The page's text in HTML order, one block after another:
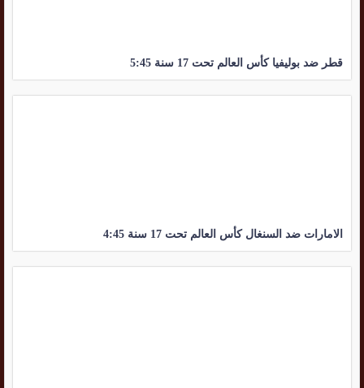
قطر ضد بوليفيا كأس العالم تحت 17 سنة 5:45
الامارات ضد السنغال كأس العالم تحت 17 سنة 4:45